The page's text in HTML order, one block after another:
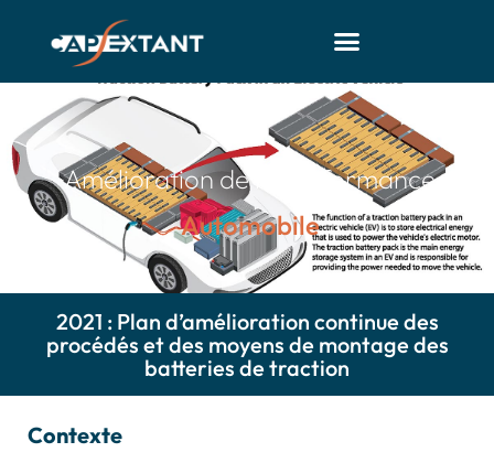
Amélioration de la Performance
Automobile
2021 : Plan d’amélioration continue des
procédés et des moyens de montage des
batteries de traction
Contexte